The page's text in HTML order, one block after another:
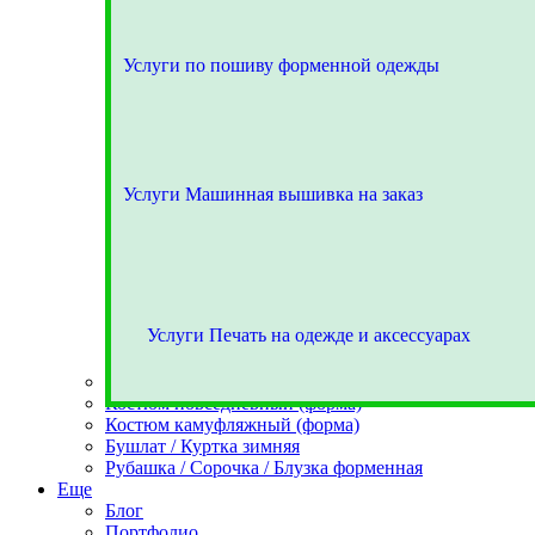
Услуги по пошиву форменной одежды
Услуги Машинная вышивка на заказ
Услуги Печать на одежде и аксессуарах
Костюм повседневный (форма)
Костюм камуфляжный (форма)
Бушлат / Куртка зимняя
Рубашка / Сорочка / Блузка форменная
Еще
Блог